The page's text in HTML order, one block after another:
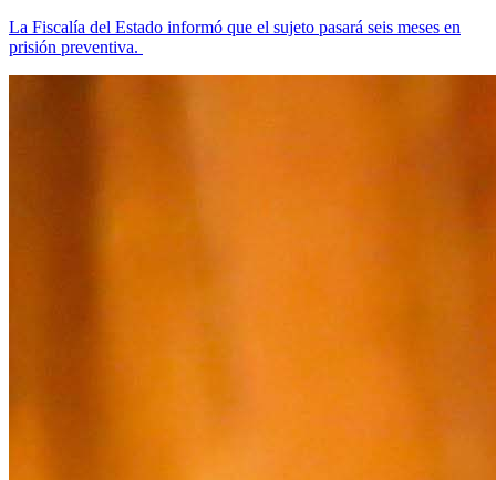
La Fiscalía del Estado informó que el sujeto pasará seis meses en
prisión preventiva.